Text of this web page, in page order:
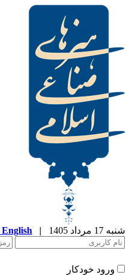
شنبه 17 مرداد 1405 |
English
ورود خودکار